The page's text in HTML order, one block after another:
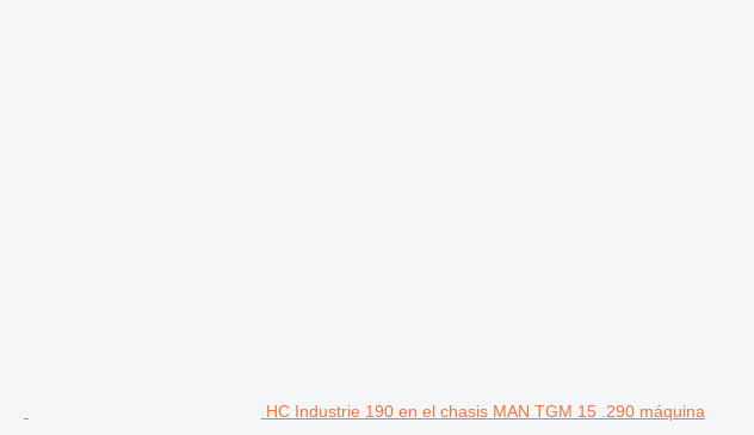
HC Industrie 190 en el chasis MAN TGM 15 .290 máquina